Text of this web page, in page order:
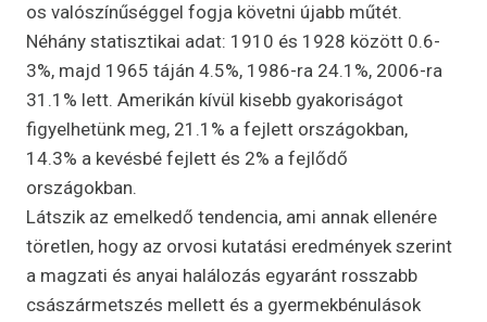
os valószínűséggel fogja követni újabb műtét.
Néhány statisztikai adat: 1910 és 1928 között 0.6-
3%, majd 1965 táján 4.5%, 1986-ra 24.1%, 2006-ra
31.1% lett. Amerikán kívül kisebb gyakoriságot
figyelhetünk meg, 21.1% a fejlett országokban,
14.3% a kevésbé fejlett és 2% a fejlődő
országokban.
Látszik az emelkedő tendencia, ami annak ellenére
töretlen, hogy az orvosi kutatási eredmények szerint
a magzati és anyai halálozás egyaránt rosszabb
császármetszés mellett és a gyermekbénulások